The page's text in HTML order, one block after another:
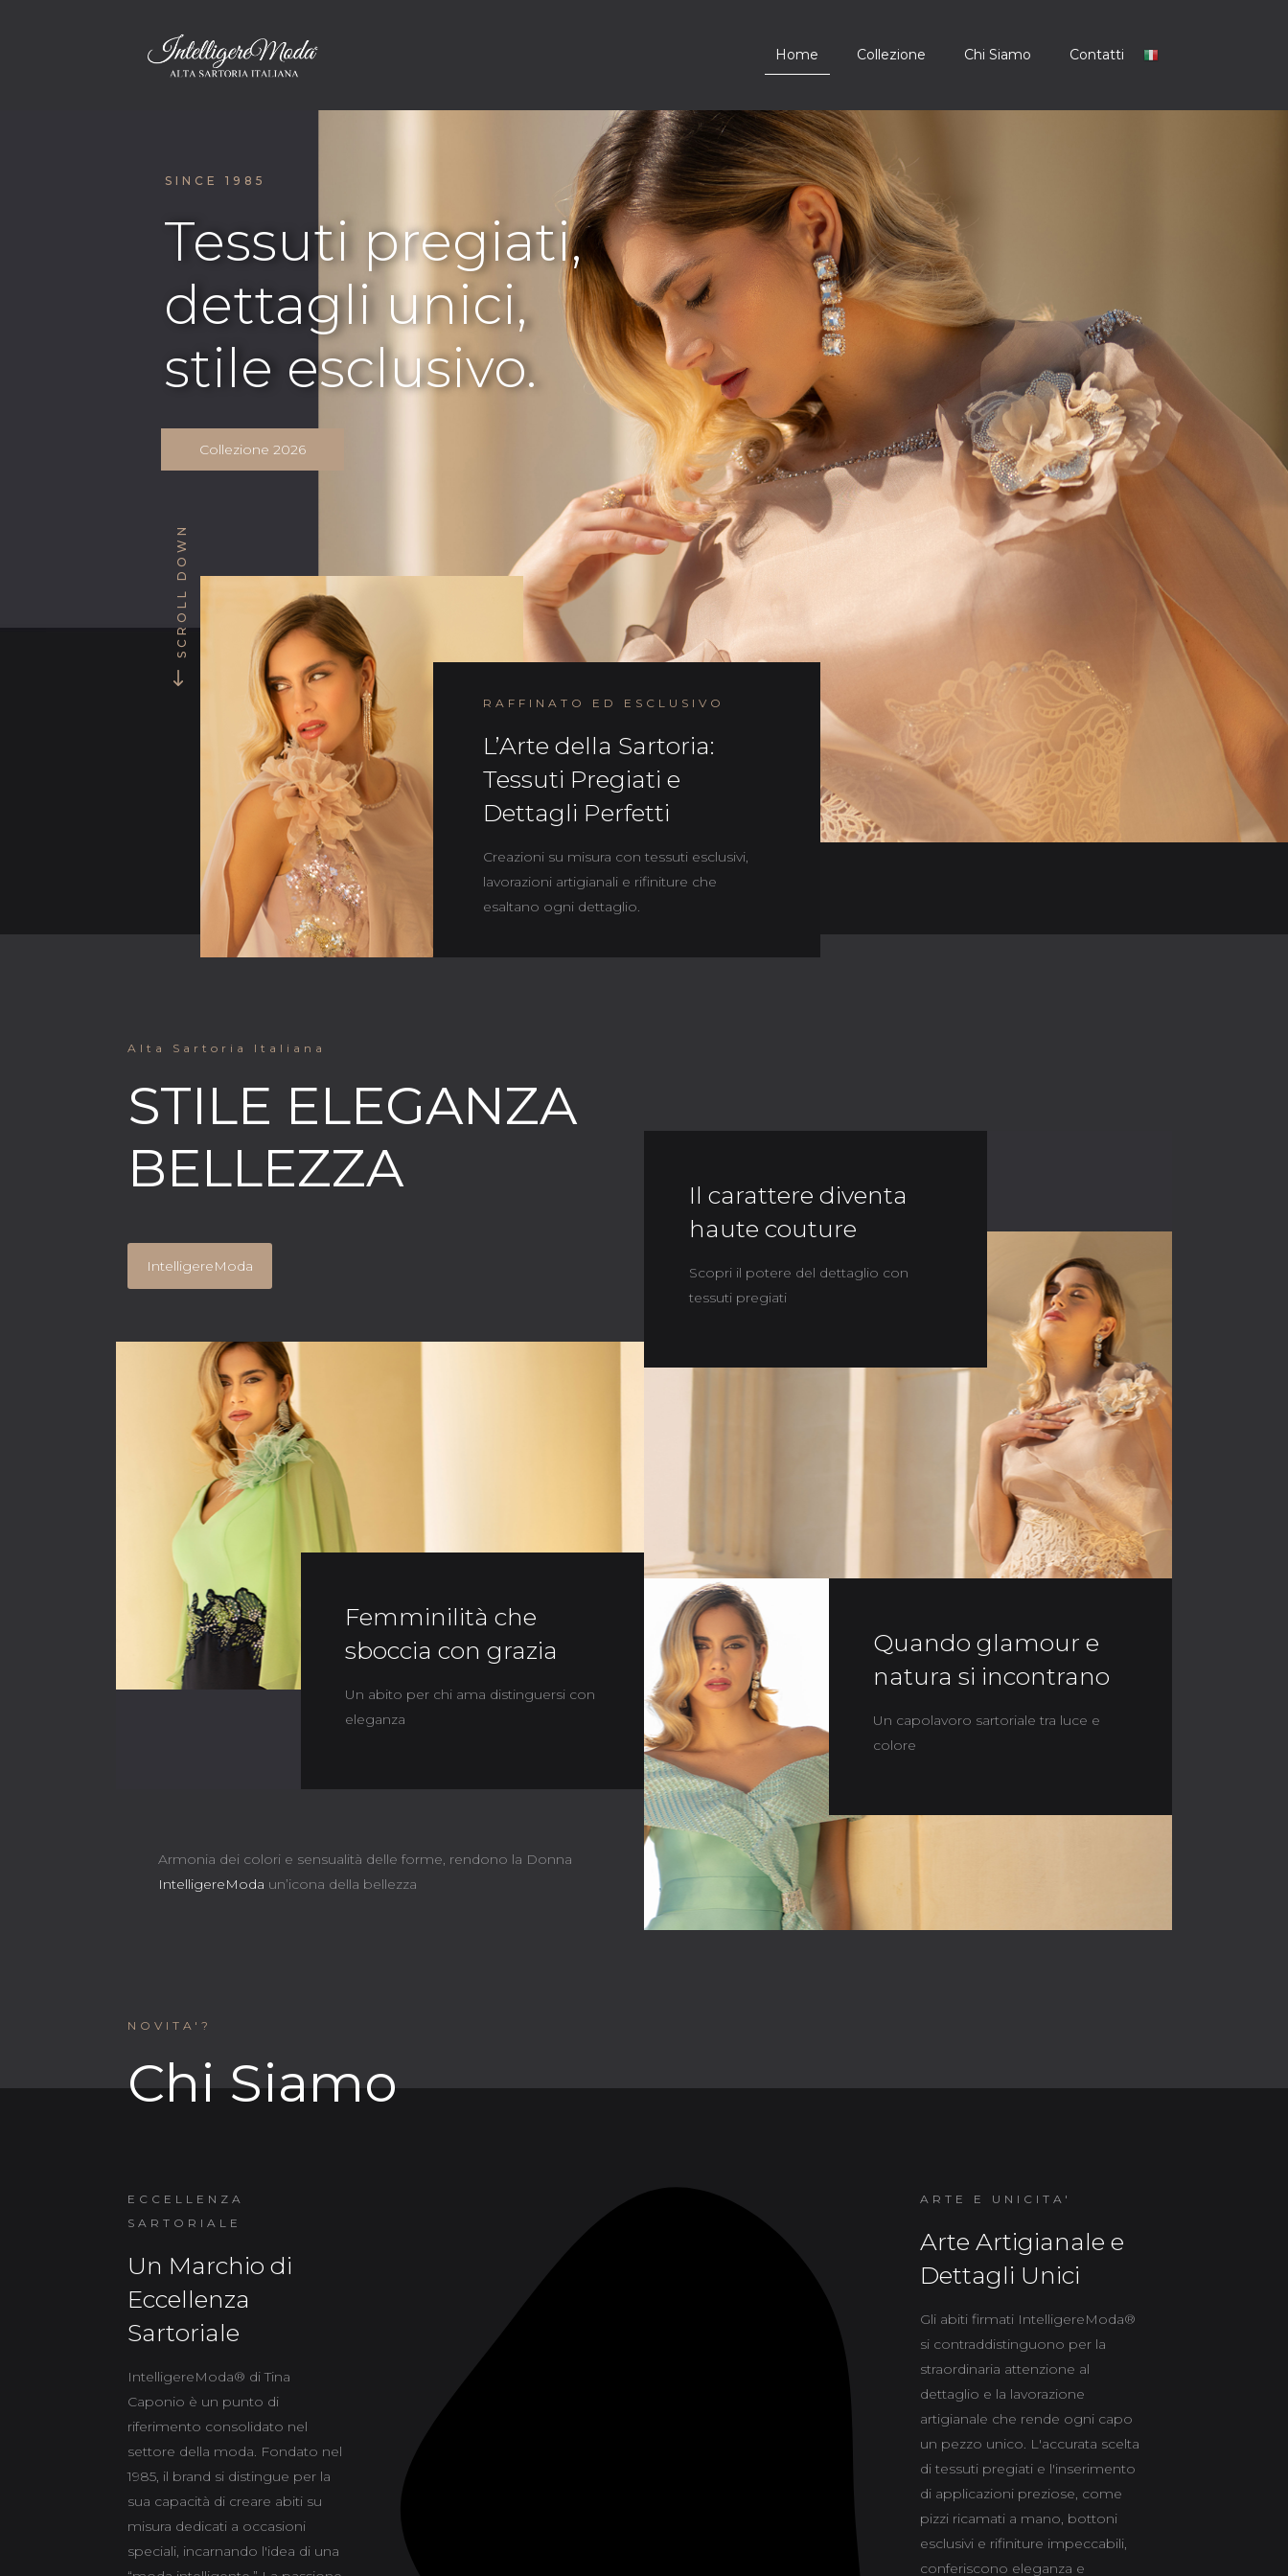
Home Collezione Chi Siamo Contatti
Tessuti pregiati,
dettagli unici,
stile esclusivo.
SINCE 1985
Collezione 2026
SCROLL DOWN
RAFFINATO ED ESCLUSIVO
L’Arte della Sartoria:
Tessuti Pregiati e
Dettagli Perfetti
Creazioni su misura con tessuti esclusivi,
lavorazioni artigianali e rifiniture che
esaltano ogni dettaglio.
Alta Sartoria Italiana
STILE ELEGANZA
BELLEZZA
IntelligereModa
Femminilità che
sboccia con grazia
Un abito per chi ama distinguersi con
eleganza
Armonia dei colori e sensualità delle forme, rendono la Donna
IntelligereModa un’icona della bellezza
Il carattere diventa
haute couture
Scopri il potere del dettaglio con
tessuti pregiati
Quando glamour e
natura si incontrano
Un capolavoro sartoriale tra luce e
colore
NOVITA'?
Chi Siamo
ECCELLENZA
SARTORIALE
Un Marchio di
Eccellenza
Sartoriale
IntelligereModa® di Tina
Caponio è un punto di
riferimento consolidato nel
settore della moda. Fondato nel
1985, il brand si distingue per la
sua capacità di creare abiti su
misura dedicati a occasioni
speciali, incarnando l'idea di una
ARTE E UNICITA'
Arte Artigianale e
Dettagli Unici
Gli abiti firmati IntelligereModa®
si contraddistinguono per la
straordinaria attenzione al
dettaglio e la lavorazione
artigianale che rende ogni capo
un pezzo unico. L'accurata scelta
di tessuti pregiati e l'inserimento
di applicazioni preziose, come
pizzi ricamati a mano, bottoni
esclusivi e rifiniture impeccabili,
conferiscono eleganza e